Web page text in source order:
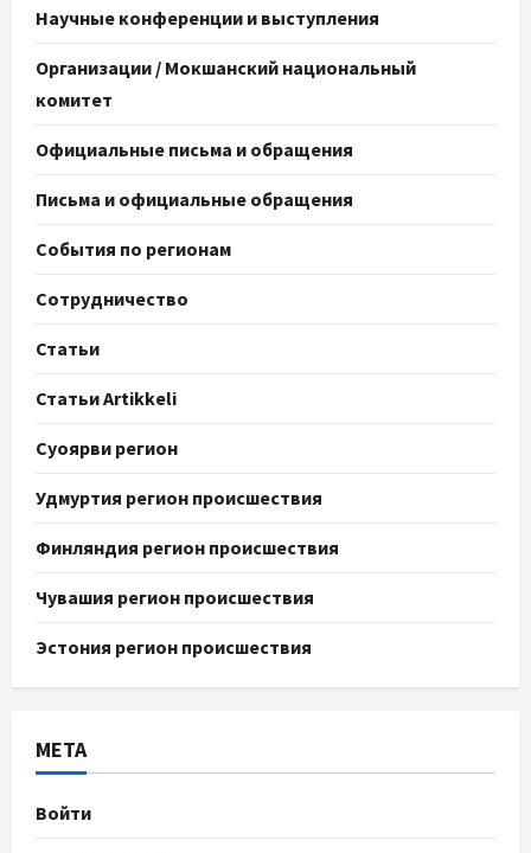
Научные конференции и выступления
Организации / Мокшанский национальный
комитет
Официальные письма и обращения
Письма и официальные обращения
События по регионам
Сотрудничество
Статьи
Статьи Artikkeli
Суоярви регион
Удмуртия регион происшествия
Финляндия регион происшествия
Чувашия регион происшествия
Эстония регион происшествия
МЕТА
Войти